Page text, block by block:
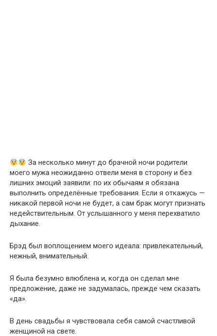
За несколько минут до брачной ночи родители
моего мужа неожиданно отвели меня в сторону и без
лишних эмоций заявили: по их обычаям я обязана
выполнить определённые требования. Если я откажусь —
никакой первой ночи не будет, а сам брак могут признать
недействительным. От услышанного у меня перехватило
дыхание.
Брэд был воплощением моего идеала: привлекательный,
нежный, внимательный.
Я была безумно влюблена и, когда он сделал мне
предложение, даже не задумалась, прежде чем сказать
«да».
В день свадьбы я чувствовала себя самой счастливой
женщиной на свете.